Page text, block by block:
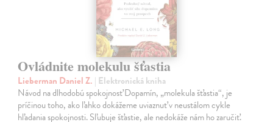
Ovládnite molekulu šťastia
Lieberman Daniel Z. | Elektronická kniha
Návod na dlhodobú spokojnosť Dopamín, „molekula šťastia“, je
príčinou toho, ako ľahko dokážeme uviaznuť v neustálom cykle
hľadania spokojnosti. Sľubuje šťastie, ale nedokáže nám ho zaručiť.